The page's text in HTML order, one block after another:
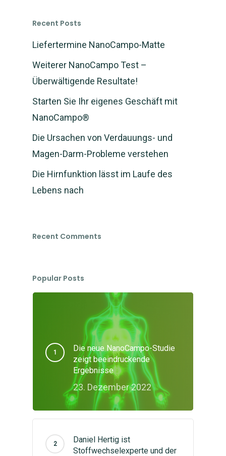
Recent Posts
Liefertermine NanoCampo-Matte
Weiterer NanoCampo Test –
Überwältigende Resultate!
Starten Sie Ihr eigenes Geschäft mit
NanoCampo®
Die Ursachen von Verdauungs- und
Magen-Darm-Probleme verstehen
Die Hirnfunktion lässt im Laufe des
Lebens nach
Recent Comments
Popular Posts
Die neue NanoCampo-Studie
zeigt beeindruckende
Ergebnisse
23. Dezember 2022
Daniel Hertig ist
Stoffwechselexperte und der